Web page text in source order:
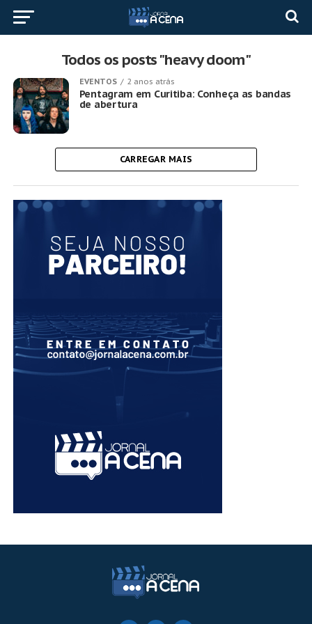
Todos os posts "heavy doom"
EVENTOS 2 anos atrás
Pentagram em Curitiba: Conheça as bandas
de abertura
CARREGAR MAIS